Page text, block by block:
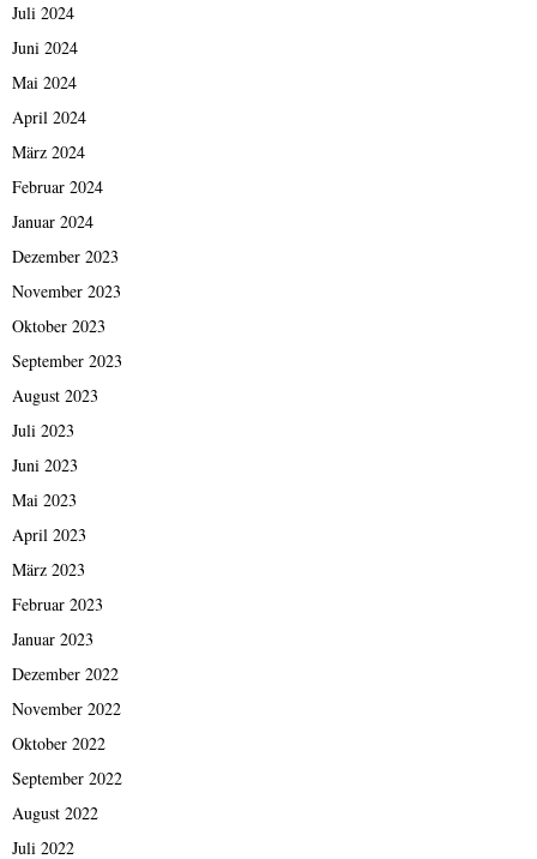
Juli 2024
Juni 2024
Mai 2024
April 2024
März 2024
Februar 2024
Januar 2024
Dezember 2023
November 2023
Oktober 2023
September 2023
August 2023
Juli 2023
Juni 2023
Mai 2023
April 2023
März 2023
Februar 2023
Januar 2023
Dezember 2022
November 2022
Oktober 2022
September 2022
August 2022
Juli 2022